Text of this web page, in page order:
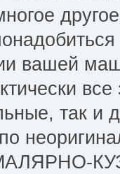
вашей
все
так и